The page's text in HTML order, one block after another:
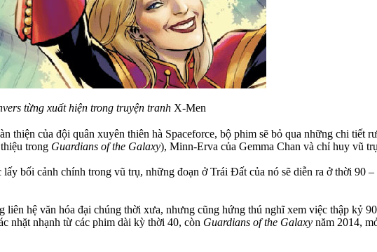
từng xuất hiện trong truyện tranhX-Men
thiện của đội quân xuyên thiên hà Spaceforce, bộ phim sẽ bỏ qua những chi tiết
trong Guardians of the Galaxy), Minn-Erva của Gemma Chan và chỉ huy vũ
bối cảnh chính trong vũ trụ, những đoạn ở Trái Đất của nó sẽ diễn ra ở thời 90
hệ văn hóa đại chúng thời xưa, nhưng cũng hứng thú nghĩ xem việc thập kỷ
nhặt nhạnh từ các phim dài kỳ thời 40, còn Guardians of the Galaxy năm 2014,